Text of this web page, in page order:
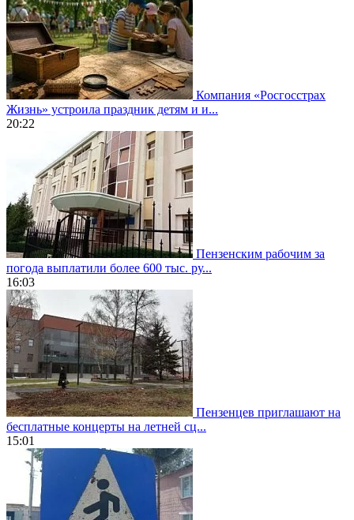
Компания «Росгосстрах
Жизнь» устроила праздник детям и и...
20:22
Пензенским рабочим за
погода выплатили более 600 тыс. ру...
16:03
Пензенцев приглашают на
бесплатные концерты на летней сц...
15:01